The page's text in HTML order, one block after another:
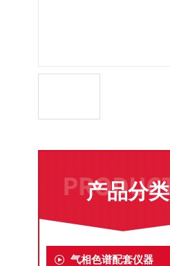
产品分类
气相色谱配套仪器